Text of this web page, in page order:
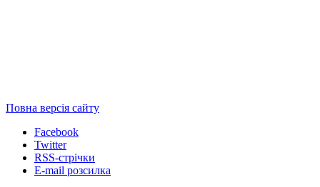
Повна версія сайту
Facebook
Twitter
RSS-стрічки
E-mail розсилка